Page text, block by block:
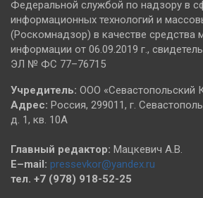
Федеральной службой по надзору в
информационных технологий и
(Роскомнадзор) в качестве средства
информации от 06.09.2019 г.,
ЭЛ № ФС 77–76715
Учредитель: ООО «Севастопольский
Адрес: Россия, 299011, г.
д. 1, кв. 10А
Главный редактор: Мацкевич А.В.
E–mail: pressevkor@yandex.ru
тел. +7 (978) 918-52-25